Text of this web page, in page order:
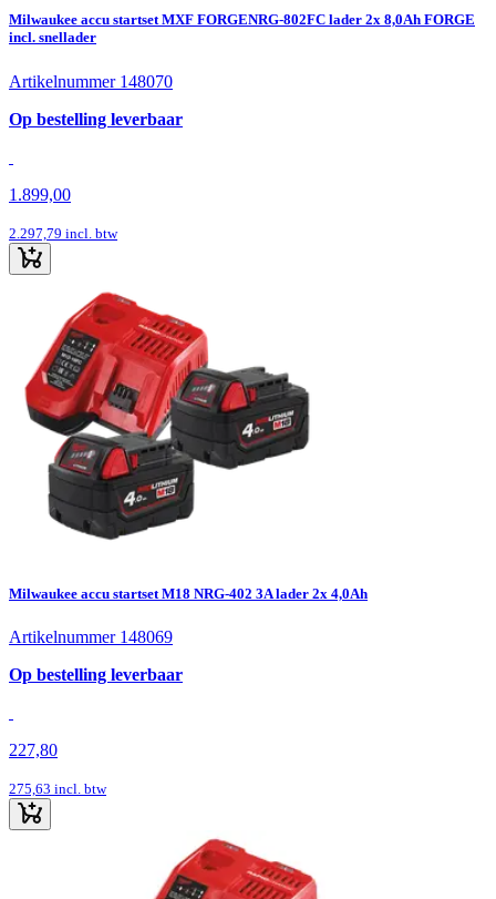
Milwaukee accu startset MXF FORGENRG-802FC lader 2x 8,0Ah FORGE
incl. snellader
Artikelnummer 148070
Op bestelling leverbaar
1.899,00
2.297,79 incl. btw
Milwaukee accu startset M18 NRG-402 3A lader 2x 4,0Ah
Artikelnummer 148069
Op bestelling leverbaar
227,80
275,63 incl. btw